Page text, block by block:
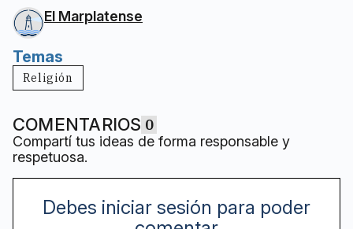
El Marplatense
Temas
Religión
COMENTARIOS 0
Compartí tus ideas de forma responsable y
respetuosa.
Debes iniciar sesión para poder